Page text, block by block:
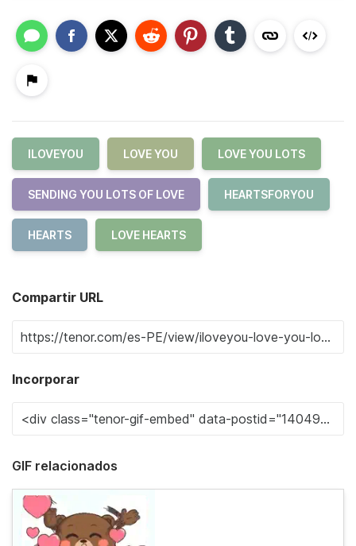
ILOVEYOU LOVE YOU LOVE YOU LOTS
SENDING YOU LOTS OF LOVE HEARTSFORYOU
HEARTS LOVE HEARTS
Compartir URL
Incorporar
GIF relacionados